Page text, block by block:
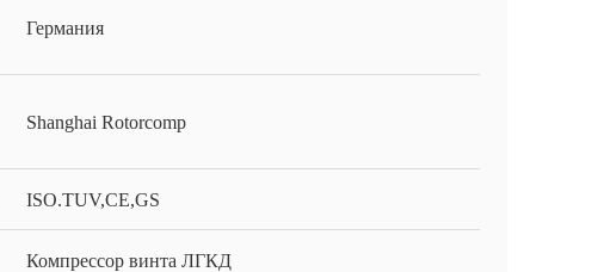
Германия
Shanghai Rotorcomp
ISO.TUV,CE,GS
Компрессор винта ЛГКД